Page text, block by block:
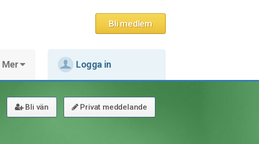
Bli medlem
Mer Logga in
Bli vän Privat meddelande